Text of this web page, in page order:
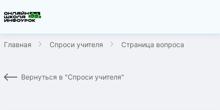
Главная Спроси учителя Страница вопроса
Вернуться в "Спроси учителя"